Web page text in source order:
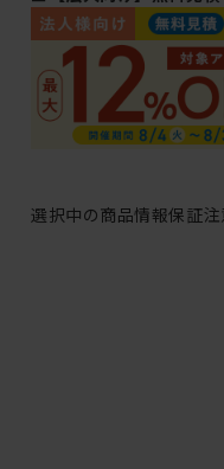
選択中の商品情報保証